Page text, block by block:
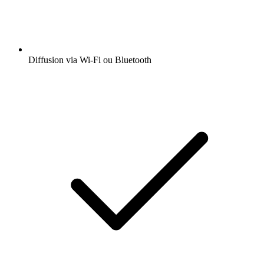
Diffusion via Wi-Fi ou Bluetooth